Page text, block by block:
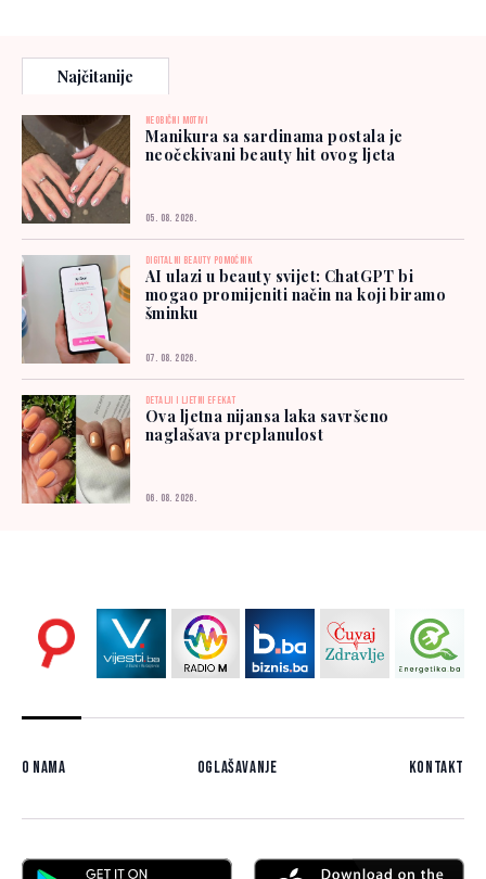
Najčitanije
NEOBIČNI MOTIVI
Manikura sa sardinama postala je
neočekivani beauty hit ovog ljeta
05. 08. 2026.
DIGITALNI BEAUTY POMOĆNIK
AI ulazi u beauty svijet: ChatGPT bi
mogao promijeniti način na koji biramo
šminku
07. 08. 2026.
DETALJI I LJETNI EFEKAT
Ova ljetna nijansa laka savršeno
naglašava preplanulost
06. 08. 2026.
O nama Oglašavanje Kontakt